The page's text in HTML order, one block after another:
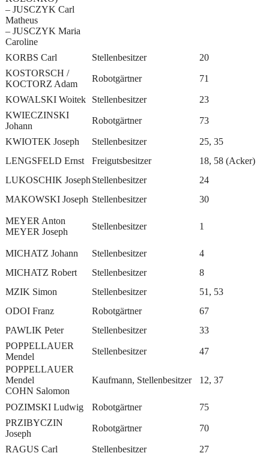
– JUSCZYK Carl
Matheus
– JUSCZYK Maria
Caroline
KORBS Carl Stellenbesitzer
20
KOSTORSCH /
KOCTORZ Adam
Robotgärtner 71
KOWALSKI Woitek Stellenbesitzer
23
KWIECZINSKI
Johann
Robotgärtner 73
KWIOTEK Joseph Stellenbesitzer
25, 35
LENGSFELD Ernst
Freigutsbesitzer
18, 58 (Acker)
LUKOSCHIK Joseph Stellenbesitzer
24
MAKOWSKI Joseph Stellenbesitzer 30
MEYER Anton
MEYER Joseph
Stellenbesitzer 1
MICHATZ Johann Stellenbesitzer
4
MICHATZ Robert
Stellenbesitzer
8
MZIK Simon
Stellenbesitzer
51, 53
ODOI Franz
Robotgärtner
67
PAWLIK Peter
Stellenbesitzer
33
POPPELLAUER
Mendel
Stellenbesitzer
47
POPPELLAUER
Mendel
COHN Salomon
Kaufmann, Stellenbesitzer 12, 37
POZIMSKI Ludwig Robotgärtner
75
PRZIBYCZIN
Joseph
Robotgärtner 70
RAGUS Carl Stellenbesitzer
27